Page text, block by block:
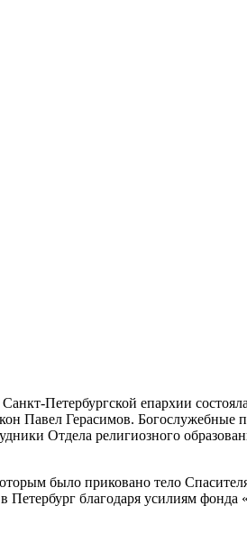
Петербургской епархии
Павел Герасимов. Богослужебные
Отдела религиозного
было приковано тело
благодаря усилиям фонда